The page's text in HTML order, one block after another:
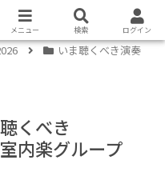
いま聴くべき演奏
くべき
内楽グループ
メニュー 検索 ログイン